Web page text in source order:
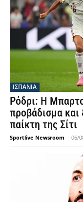
ΙΣΠΑΝΙΑ
Ρόδρι: Η
προβάδισμα και
παίκτη της Σίτι
Sportlive Newsroom - 06/